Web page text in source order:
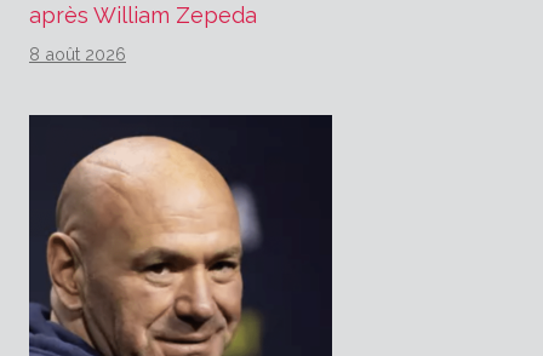
après William Zepeda
8 août 2026